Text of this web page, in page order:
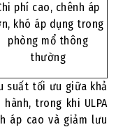
phí cao, chênh áp
khó áp dụng trong
phòng mổ thông
thường
suất tối ưu giữa khả
trong khi ULPA
áp cao và giảm lưu